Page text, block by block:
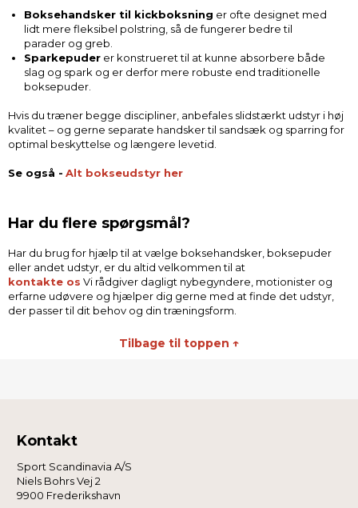
cookies du vil acceptere.
Boksehandsker til kickboksning er ofte designet med
lidt mere fleksibel polstring, så de fungerer bedre til
parader og greb.
Sparkepuder er konstrueret til at kunne absorbere både
slag og spark og er derfor mere robuste end traditionelle
boksepuder.
Hvis du træner begge discipliner, anbefales slidstærkt udstyr i høj
kvalitet – og gerne separate handsker til sandsæk og sparring for
optimal beskyttelse og længere levetid.
Se også - Alt bokseudstyr her
Har du flere spørgsmål?
Har du brug for hjælp til at vælge boksehandsker, boksepuder
eller andet udstyr, er du altid velkommen til at
kontakte os Vi rådgiver dagligt nybegyndere, motionister og
erfarne udøvere og hjælper dig gerne med at finde det udstyr,
der passer til dit behov og din træningsform.
Tilbage til toppen ↑
Kontakt
Sport Scandinavia A/S
Niels Bohrs Vej 2
9900 Frederikshavn